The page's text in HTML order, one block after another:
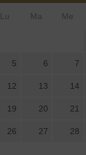
Lu Ma Me
5 6 7
12 13 14
19 20 21
26 27 28